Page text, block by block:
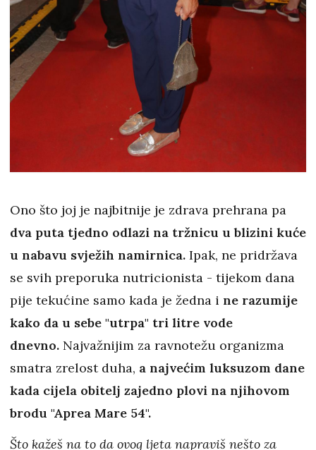
Ono što joj je najbitnije je zdrava prehrana pa
dva puta tjedno odlazi na tržnicu u blizini kuće
u nabavu svježih namirnica. Ipak, ne pridržava
se svih preporuka nutricionista - tijekom dana
pije tekućine samo kada je žedna i ne razumije
kako da u sebe "utrpa" tri litre vode
dnevno. Najvažnijim za ravnotežu organizma
smatra zrelost duha, a najvećim luksuzom dane
kada cijela obitelj zajedno plovi na njihovom
brodu "Aprea Mare 54".
Što kažeš na to da ovog ljeta napraviš nešto za